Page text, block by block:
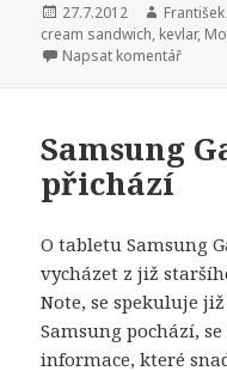
Publikováno:
27.7.2012 Autor:
cream sandwich, kevlar,
Napsat komentář
Samsung
přichází
O tabletu Samsung
vycházet z již
Note, se spekuluje
Samsung pochází,
informace, které